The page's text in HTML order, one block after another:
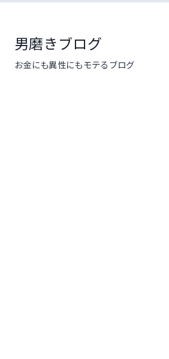
男磨きブログ
お金にも異性にもモテるブログ